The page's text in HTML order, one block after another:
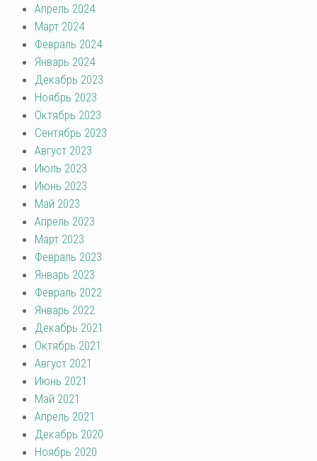
Апрель 2024
Март 2024
Февраль 2024
Январь 2024
Декабрь 2023
Ноябрь 2023
Октябрь 2023
Сентябрь 2023
Август 2023
Июль 2023
Июнь 2023
Май 2023
Апрель 2023
Март 2023
Февраль 2023
Январь 2023
Февраль 2022
Январь 2022
Декабрь 2021
Октябрь 2021
Август 2021
Июнь 2021
Май 2021
Апрель 2021
Декабрь 2020
Ноябрь 2020